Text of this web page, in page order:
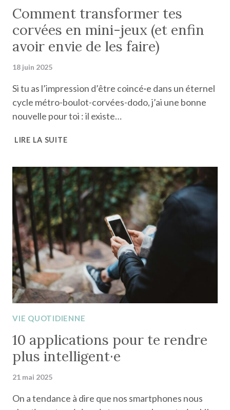
Comment transformer tes
corvées en mini-jeux (et enfin
avoir envie de les faire)
18 juin 2025
Si tu as l’impression d’être coincé·e dans un éternel
cycle métro-boulot-corvées-dodo, j’ai une bonne
nouvelle pour toi : il existe…
LIRE LA SUITECOMMENT
CORVÉES
EN
MINI-
JEUX
(ET
ENFIN
AVOIR
ENVIE
DE
LES
FAIRE)
VIE QUOTIDIENNE
10 applications pour te rendre
plus intelligent·e
21 mai 2025
On a tendance à dire que nos smartphones nous